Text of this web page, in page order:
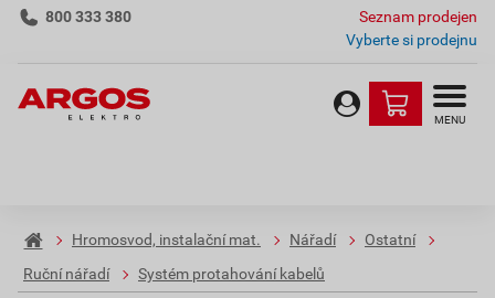
800 333 380
Seznam prodejen
Vyberte si prodejnu
MENU
Hromosvod, instalační mat. Nářadí
Ostatní
Ruční nářadí
Systém protahování kabelů